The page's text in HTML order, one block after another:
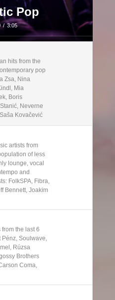
Pop
/ 3:05
hits from the
pop
Zsa, Nina
Mia
Boris
Neverne
Kovačević
artists from
of less
lounge, vocal
and
FolkSPA, Fibra,
Bennett, Joakim
from the last 6
Pénz, Soulwave,
Rúzsa
Brothers
Coma,